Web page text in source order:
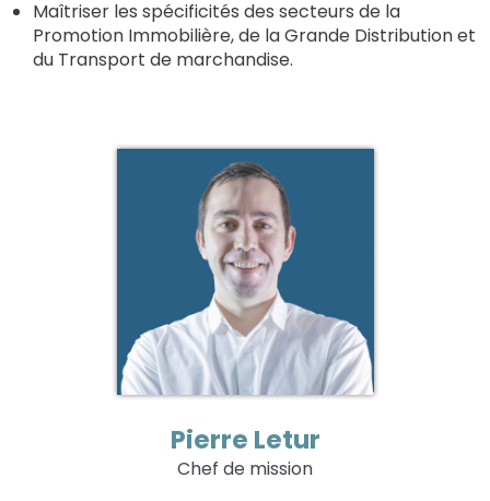
Maîtriser les spécificités des secteurs de la
Promotion Immobilière, de la Grande Distribution et
du Transport de marchandise.
Pierre Letur
Chef de mission